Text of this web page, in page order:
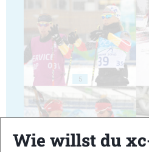
5
Wie willst du